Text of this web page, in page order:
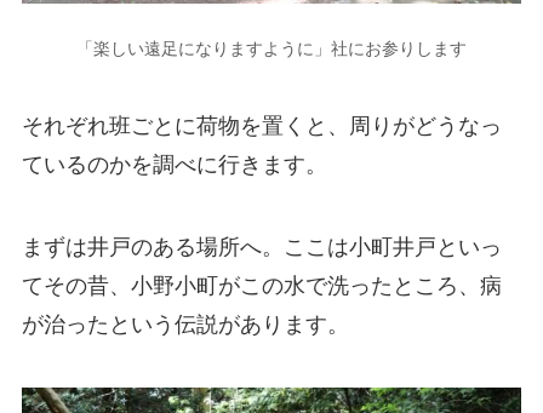
「楽しい遠足になりますように」社にお参りします
それぞれ班ごとに荷物を置くと、周りがどうなっ
ているのかを調べに行きます。
まずは井戸のある場所へ。ここは小町井戸といっ
てその昔、小野小町がこの水で洗ったところ、病
が治ったという伝説があります。